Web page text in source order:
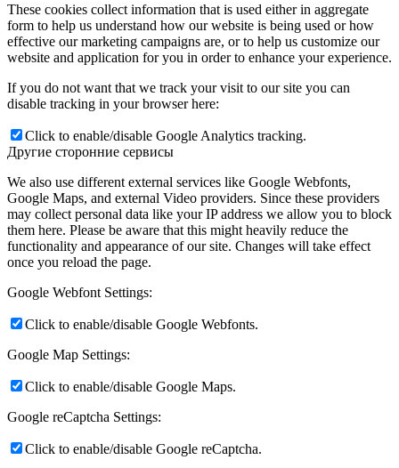
These cookies collect information that is used either in aggregate
form to help us understand how our website is being used or how
effective our marketing campaigns are, or to help us customize our
website and application for you in order to enhance your experience.
If you do not want that we track your visit to our site you can
disable tracking in your browser here:
Click to enable/disable Google Analytics tracking.
Другие сторонние сервисы
We also use different external services like Google Webfonts,
Google Maps, and external Video providers. Since these providers
may collect personal data like your IP address we allow you to block
them here. Please be aware that this might heavily reduce the
functionality and appearance of our site. Changes will take effect
once you reload the page.
Google Webfont Settings:
Click to enable/disable Google Webfonts.
Google Map Settings:
Click to enable/disable Google Maps.
Google reCaptcha Settings:
Click to enable/disable Google reCaptcha.